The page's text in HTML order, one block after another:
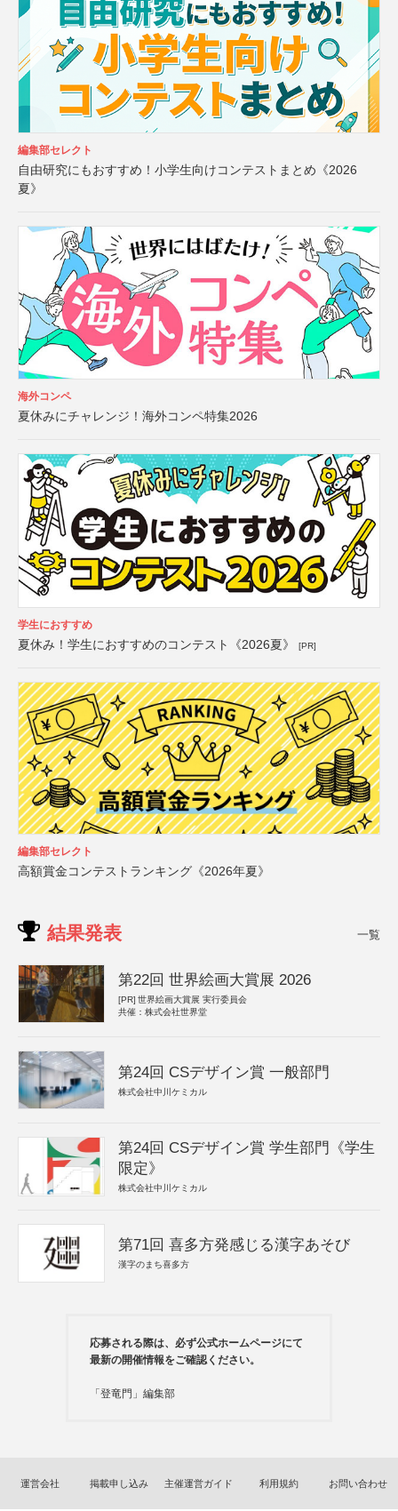
編集部セレクト
自由研究にもおすすめ！小学生向けコンテストまとめ《2026
夏》
海外コンペ
夏休みにチャレンジ！海外コンペ特集2026
学生におすすめ
夏休み！学生におすすめのコンテスト《2026夏》 [PR]
編集部セレクト
高額賞金コンテストランキング《2026年夏》
結果発表 一覧
第22回 世界絵画大賞展 2026
[PR] 世界絵画大賞展 実行委員会
共催：株式会社世界堂
第24回 CSデザイン賞 一般部門
株式会社中川ケミカル
第24回 CSデザイン賞 学生部門《学生
限定》
株式会社中川ケミカル
第71回 喜多方発感じる漢字あそび
漢字のまち喜多方
応募される際は、必ず公式ホームページにて
最新の開催情報をご確認ください。
「登竜門」編集部
運営会社 掲載申し込み 主催運営ガイド 利用規約 お問い合わせ